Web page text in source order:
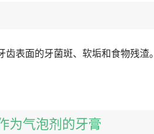
齿表面的牙菌斑、软垢和食物残渣
为气泡剂的牙膏